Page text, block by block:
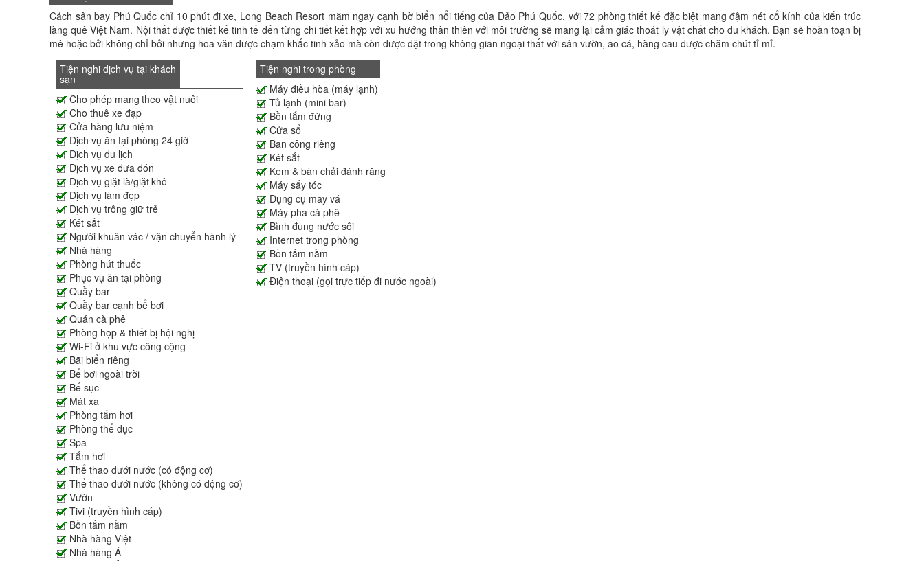
Cách sân bay Phú Quốc chỉ 10 phút đi xe, Long Beach Resort mằm ngay cạnh bờ biển nổi tiếng của Đảo Phú Quốc, với 72 phòng thiết kế đặc biệt mang đậm nét cổ kính của kiến trúc
làng quê Việt Nam. Nội thất được thiết kế tinh tế đến từng chi tiết kết hợp với xu hướng thân thiên với môi trường sẽ mang lại cảm giác thoát ly vật chất cho du khách. Bạn sẽ hoàn toạn bị
mê hoặc bởi không chỉ bởi nhưng hoa văn được chạm khắc tinh xảo mà còn được đặt trong không gian ngoại thất với sân vườn, ao cá, hàng cau được chăm chút tỉ mỉ.
Tiện nghi dịch vụ tại khách
sạn
Cho phép mang theo vật nuôi
Cho thuê xe đạp
Cửa hàng lưu niệm
Dịch vụ ăn tại phòng 24 giờ
Dịch vụ du lịch
Dịch vụ xe đưa đón
Dịch vụ giặt là/giặt khô
Dịch vụ làm đẹp
Dịch vụ trông giữ trẻ
Két sắt
Người khuân vác / vận chuyển hành lý
Nhà hàng
Phòng hút thuốc
Phục vụ ăn tại phòng
Quầy bar
Quầy bar cạnh bể bơi
Quán cà phê
Phòng họp & thiết bị hội nghị
Wi-Fi ở khu vực công cộng
Bãi biển riêng
Bể bơi ngoài trời
Bể sục
Mát xa
Phòng tắm hơi
Phòng thể dục
Spa
Tắm hơi
Thể thao dưới nước (có động cơ)
Thể thao dưới nước (không có động cơ)
Vườn
Tivi (truyền hình cáp)
Bồn tắm nằm
Nhà hàng Việt
Nhà hàng Á
Tiện nghi trong phòng
Máy điều hòa (máy lạnh)
Tủ lạnh (mini bar)
Bồn tắm đứng
Cửa sổ
Ban công riêng
Két sắt
Kem & bàn chải đánh răng
Máy sấy tóc
Dụng cụ may vá
Máy pha cà phê
Bình đung nước sôi
Internet trong phòng
Bồn tắm nằm
TV (truyền hình cáp)
Điện thoại (gọi trực tiếp đi nước ngoài)